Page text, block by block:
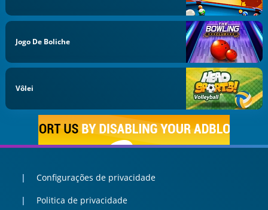
Jogo De Boliche
Vôlei
Configurações de privacidade
Politica de privacidade